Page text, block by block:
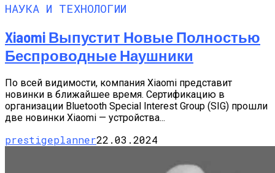
НАУКА И ТЕХНОЛОГИИ
Xiaomi Выпустит Новые Полностью
Беспроводные Наушники
По всей видимости, компания Xiaomi представит
новинки в ближайшее время. Сертификацию в
организации Bluetooth Special Interest Group (SIG) прошли
две новинки Xiaomi — устройства...
prestigeplanner22.03.2024